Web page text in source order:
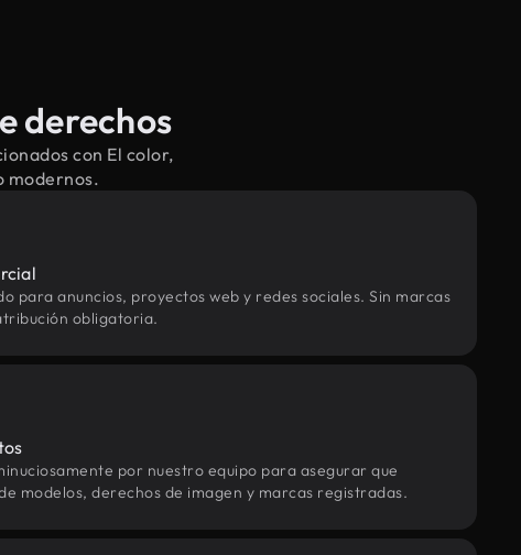
derechos
con El color,
modernos.
para anuncios, proyectos web y redes sociales. Sin marcas
obligatoria.
por nuestro equipo para asegurar que
modelos, derechos de imagen y marcas registradas.